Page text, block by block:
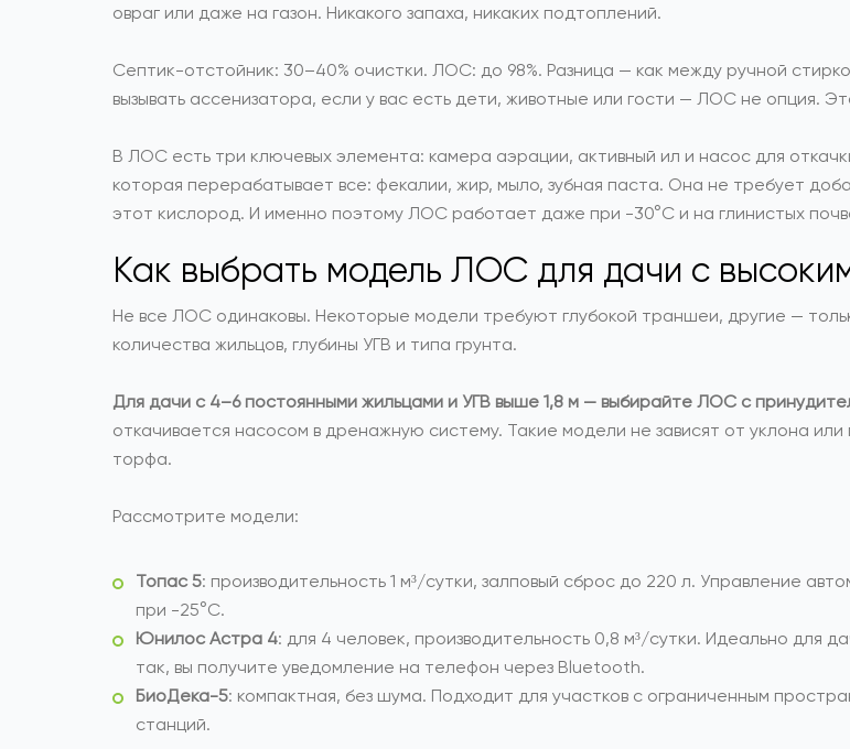
овраг или даже на газон. Никакого запаха, никаких подтоплений.
Септик-отстойник: 30–40% очистки. ЛОС: до 98%. Разница — как между ручной
вызывать ассенизатора, если у вас есть дети, животные или гости — ЛОС не опция.
В ЛОС есть три ключевых элемента: камера аэрации, активный ил и насос для
которая перерабатывает все: фекалии, жир, мыло, зубная паста. Она не требует
этот кислород. И именно поэтому ЛОС работает даже при -30°C и на глинистых
Как выбрать модель ЛОС для дачи с
Не все ЛОС одинаковы. Некоторые модели требуют глубокой траншеи, другие —
количества жильцов, глубины УГВ и типа грунта.
Для дачи с 4–6 постоянными жильцами и УГВ выше 1,8 м — выбирайте ЛОС с
откачивается насосом в дренажную систему. Такие модели не зависят от уклона
торфа.
Рассмотрите модели:
Топас 5: производительность 1 м³/сутки, залповый сброс до 220 л. Управление
при -25°C.
Юнилос Астра 4: для 4 человек, производительность 0,8 м³/сутки. Идеально для
так, вы получите уведомление на телефон через Bluetooth.
БиоДека-5: компактная, без шума. Подходит для участков с ограниченным
станций.